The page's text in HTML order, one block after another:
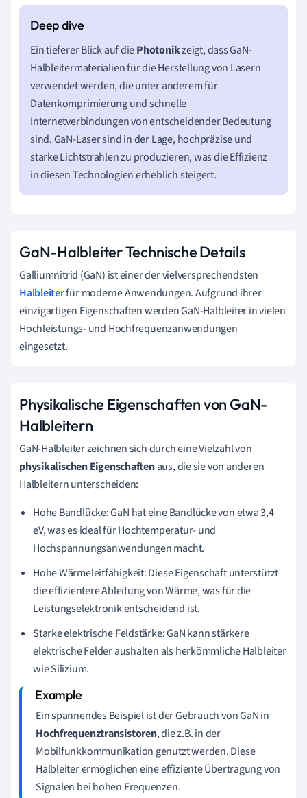
Ein tieferer Blick auf diePhotonikzeigt, dass GaN-
Halbleitermaterialien für die Herstellung von Lasern
verwendet werden, die unter anderem für
Datenkomprimierung und schnelle
Internetverbindungen von entscheidender Bedeutung
sind. GaN-Laser sind in der Lage, hochpräzise und
starke Lichtstrahlen zu produzieren, was die Effizienz
in diesen Technologien erheblich steigert.
GaN-Halbleiter Technische Details
Galliumnitrid (GaN) ist einer der vielversprechendsten
Halbleiterfür moderne Anwendungen. Aufgrund ihrer
einzigartigen Eigenschaften werden GaN-Halbleiter in vielen
Hochleistungs- und Hochfrequenzanwendungen
eingesetzt.
Physikalische Eigenschaften von GaN-
Halbleitern
GaN-Halbleiter zeichnen sich durch eine Vielzahl von
physikalischen Eigenschaftenaus, die sie von anderen
Halbleitern unterscheiden:
Hohe Bandlücke: GaN hat eine Bandlücke von etwa 3,4
eV, was es ideal für Hochtemperatur- und
Hochspannungsanwendungen macht.
Hohe Wärmeleitfähigkeit: Diese Eigenschaft unterstützt
die effizientere Ableitung von Wärme, was für die
Leistungselektronik entscheidend ist.
Starke elektrische Feldstärke: GaN kann stärkere
elektrische Felder aushalten als herkömmliche Halbleiter
wie Silizium.
Ein spannendes Beispiel ist der Gebrauch von GaN in
Hochfrequenztransistoren, die z.B. in der
Mobilfunkkommunikation genutzt werden. Diese
Halbleiter ermöglichen eine effiziente Übertragung von
Signalen bei hohen Frequenzen.